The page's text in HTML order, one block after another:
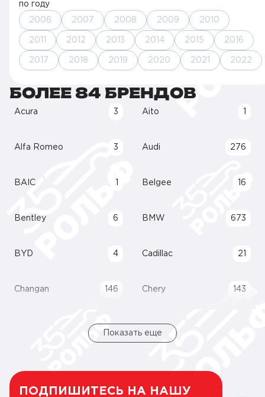
по году
2006 2007 2008 2009 2010
2011 2012 2013 2014 2015 2016
2017 2018 2019 2020 2021 2022
БОЛЕЕ 84 БРЕНДОВ
Acura 3 Aito
Alfa Romeo 3 Audi 276
BAIC Belgee 16
Bentley 6 BMW 673
BYD 4 Cadillac 21
Changan 146 Chery 143
Показать еще
ПОДПИШИТЕСЬ НА НАШУ